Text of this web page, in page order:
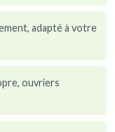
adapté à votre
ouvriers